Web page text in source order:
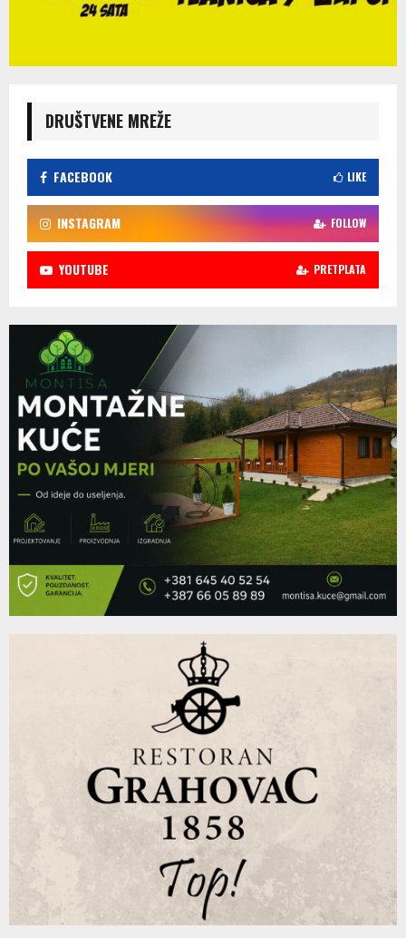
DRUŠTVENE MREŽE
FACEBOOK LIKE
INSTAGRAM FOLLOW
YOUTUBE PRETPLATA